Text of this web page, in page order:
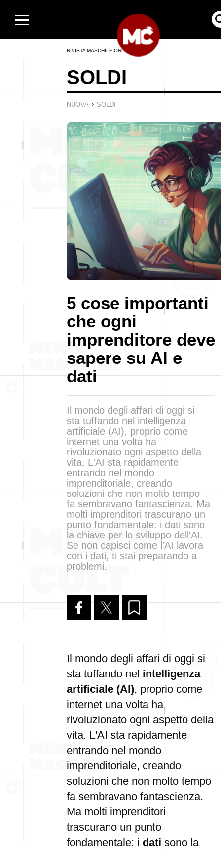
RIVISTA MASCHILE ONLINE
SOLDI
NUOVA › SOLDI
5 cose importanti
che ogni
imprenditore deve
sapere su AI e
dati
Il mondo degli affari di oggi si
sta tuffando nel intelligenza
artificiale (AI), proprio come
internet una volta ha
rivoluzionato ogni aspetto della
vita. L'AI sta rapidamente
entrando nel mondo
imprenditoriale, creando
soluzioni che non molto tempo
fa sembravano fantascienza. Ma
molti imprenditori trascurano un
punto fondamentale: i dati sono
la chiave per lo sviluppo dell'AI.
Se non capisci come l'AI lavora
con i dati, ti stai preparando a
problemi.
Il mondo degli affari di oggi si
sta tuffando nel intelligenza
artificiale (AI), proprio come
internet una volta ha
rivoluzionato ogni aspetto della
vita. L'AI sta rapidamente
entrando nel mondo
imprenditoriale, creando
soluzioni che non molto tempo
fa sembravano fantascienza.
Ma molti imprenditori
trascurano un punto
fondamentale: i dati sono la